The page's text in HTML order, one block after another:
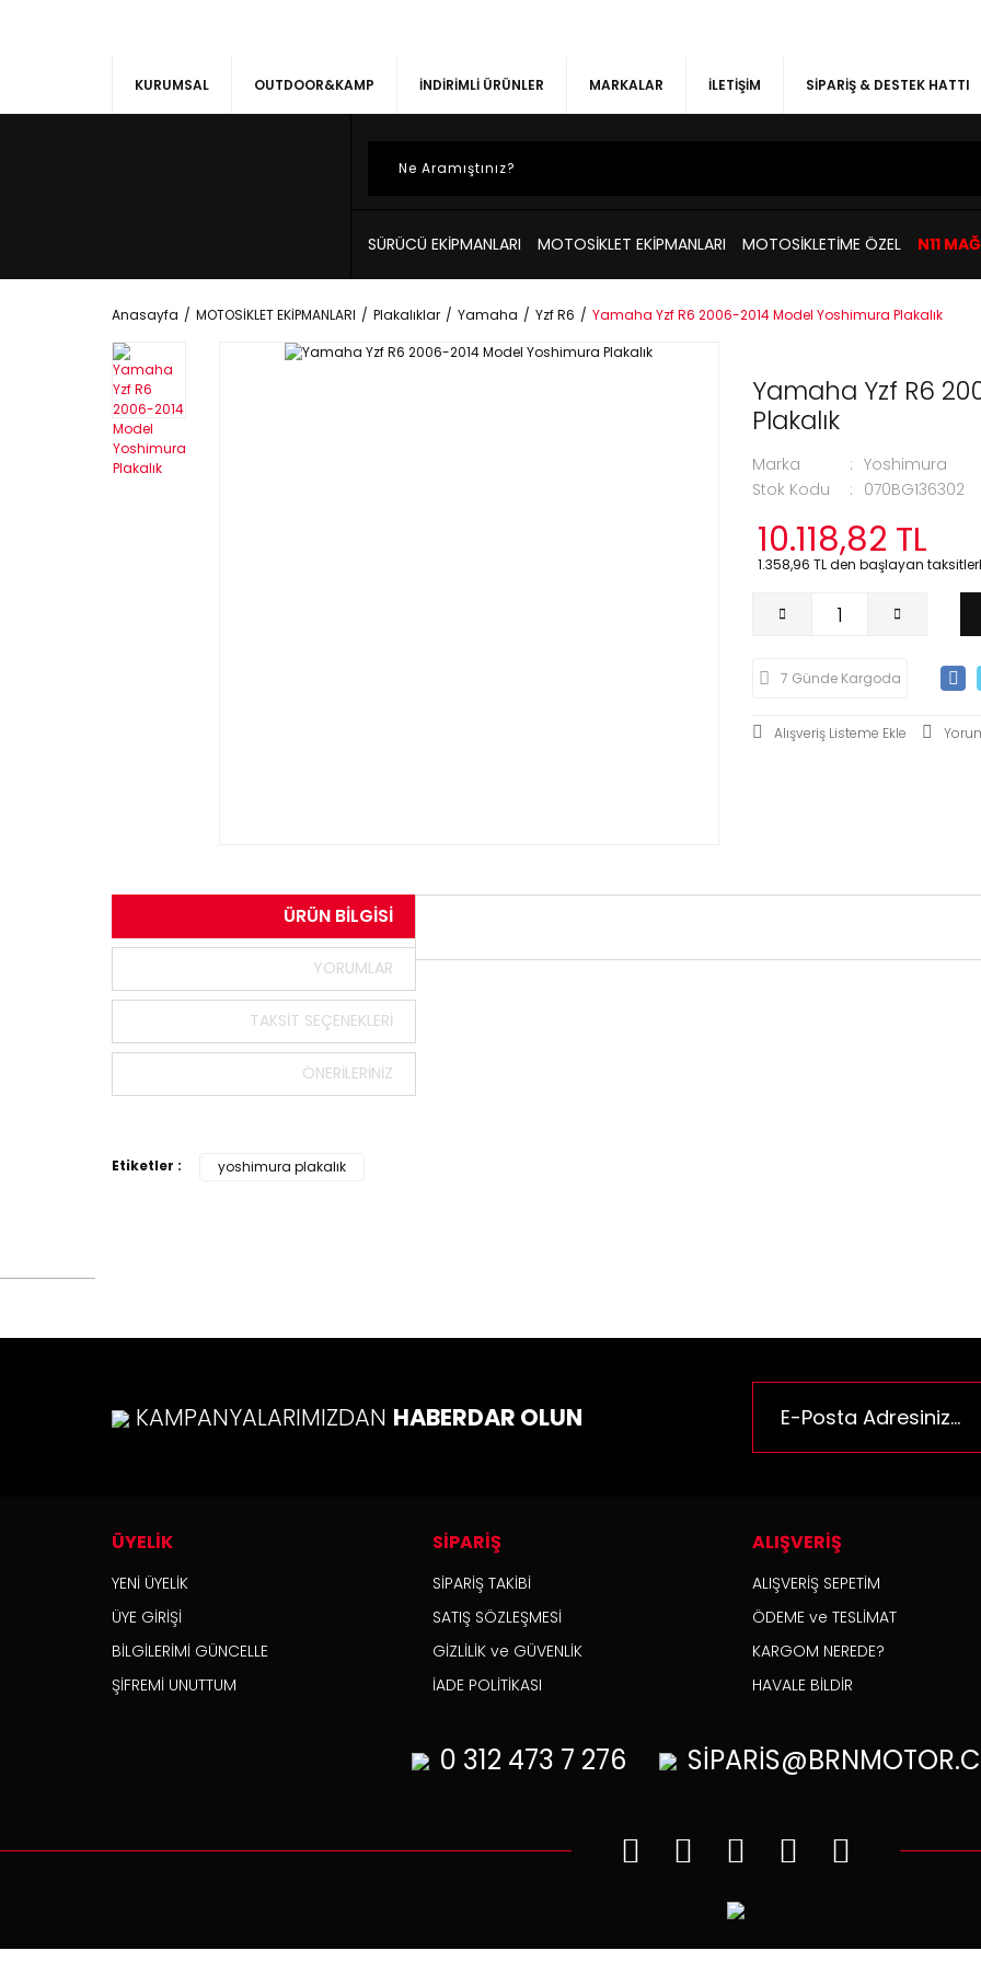
KURUMSAL OUTDOOR&KAMP İNDİRİMLİ ÜRÜNLER MARKALAR İLETİŞİM SİPARİŞ & DESTEK HATTI
SÜRÜCÜ EKİPMANLARI MOTOSİKLET EKİPMANLARI MOTOSİKLETİME ÖZEL N11
Anasayfa MOTOSİKLET EKİPMANLARI Plakalıklar Yamaha Yzf R6 Yamaha Yzf R6 2006-2014 Model Yoshimura Plakalık
Yamaha Yzf R6
Plakalık
Marka
Yoshimura
Stok Kodu
070BG136302
10.118,82 TL
1.358,96 TL den başlayan
7 Günde Kargoda
ÜRÜN BILGISI
YORUMLAR
TAKSIT SEÇENEKLERI
ÖNERILERINIZ
Etiketler : yoshimura plakalık
KAMPANYALARIMIZDAN HABERDAR OLUN
ÜYELİK
YENİ ÜYELİK
ÜYE GİRİŞİ
BİLGİLERİMİ GÜNCELLE
ŞİFREMİ UNUTTUM
SİPARİŞ
SİPARİŞ TAKİBİ
SATIŞ SÖZLEŞMESİ
GİZLİLİK ve GÜVENLİK
İADE POLİTİKASI
ALIŞVERİŞ
ALIŞVERİŞ SEPETİM
ÖDEME ve TESLİMAT
KARGOM NEREDE?
HAVALE BİLDİR
0 312 473 7 276